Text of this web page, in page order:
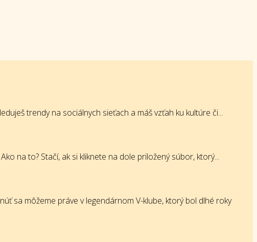
trendy na sociálnych sieťach a máš vzťah ku kultúre či...
na to? Stačí, ak si kliknete na dole priložený súbor, ktorý...
sa môžeme práve v legendárnom V-klube, ktorý bol dlhé roky